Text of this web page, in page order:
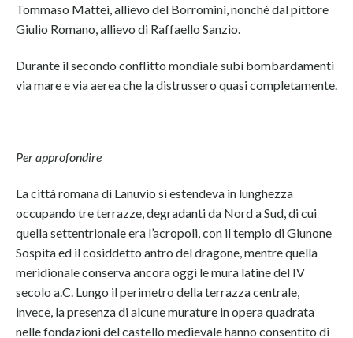
Tommaso Mattei, allievo del Borromini, nonchè dal pittore
Giulio Romano, allievo di Raffaello Sanzio.
Durante il secondo conflitto mondiale subì bombardamenti
via mare e via aerea che la distrussero quasi completamente.
Per approfondire
La città romana di Lanuvio si estendeva in lunghezza
occupando tre terrazze, degradanti da Nord a Sud, di cui
quella settentrionale era l’acropoli, con il tempio di Giunone
Sospita ed il cosiddetto antro del dragone, mentre quella
meridionale conserva ancora oggi le mura latine del IV
secolo a.C. Lungo il perimetro della terrazza centrale,
invece, la presenza di alcune murature in opera quadrata
nelle fondazioni del castello medievale hanno consentito di